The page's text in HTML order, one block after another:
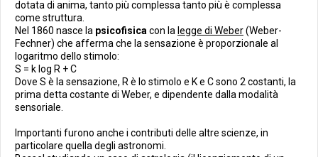
dotata di anima, tanto più complessa tanto più è complessa
come struttura.
Nel 1860 nasce la psicofisica con la legge di Weber(Weber-
Fechner) che afferma che la sensazione è proporzionale al
logaritmo dello stimolo:
S = k log R + C
Dove S è la sensazione, R è lo stimolo e K e C sono 2 costanti, la
prima detta costante di Weber, e dipendente dalla modalità
sensoriale.
Importanti furono anche i contributi delle altre scienze, in
particolare quella degli astronomi.